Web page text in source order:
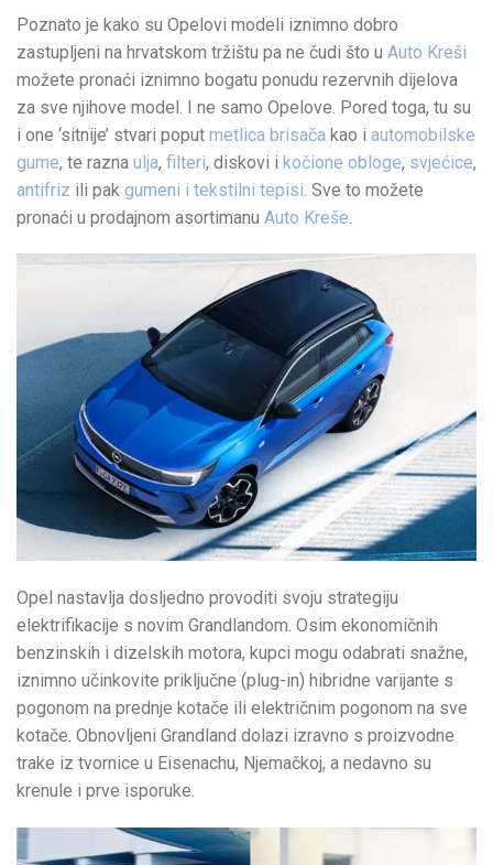
Poznato je kako su Opelovi modeli iznimno dobro
zastupljeni na hrvatskom tržištu pa ne čudi što u Auto Kreši
možete pronaći iznimno bogatu ponudu rezervnih dijelova
za sve njihove model. I ne samo Opelove. Pored toga, tu su
i one ‘sitnije’ stvari poput metlica brisača kao i automobilske
gume, te razna ulja, filteri, diskovi i kočione obloge, svjećice,
antifriz ili pak gumeni i tekstilni tepisi . Sve to možete
pronaći u prodajnom asortimanu Auto Kreše
Opel nastavlja dosljedno provoditi svoju strategiju
elektrifikacije s novim Grandlandom. Osim ekonomičnih
benzinskih i dizelskih motora, kupci mogu odabrati snažne,
iznimno učinkovite priključne (plug-in) hibridne varijante s
pogonom na prednje kotače ili električnim pogonom na sve
kotače. Obnovljeni Grandland dolazi izravno s proizvodne
trake iz tvornice u Eisenachu, Njemačkoj, a nedavno su
krenule i prve isporuke.